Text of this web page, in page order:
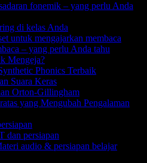
fonemik – yang perlu Anda
di kelas Anda
untuk mengajarkan membaca
– yang perlu Anda tahu
Mengeja?
Phonics Terbaik
Suara Keras
Orton-Gillingham
yang Mengubah Pengalaman
dan persiapan
audio & persiapan belajar